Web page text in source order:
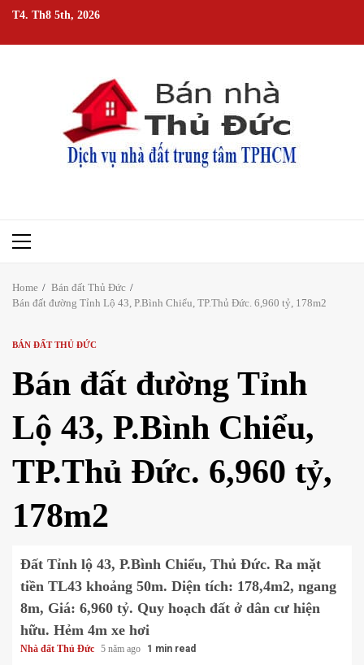
Skip
content
T4. Th8 5th, 2026
Primary
Home
Bán đất Thủ Đức
Bán đất đường Tỉnh Lộ 43, P.Bình Chiểu, TP.Thủ Đức. 6,960 tỷ, 178m2
BÁN ĐẤT THỦ ĐỨC
Bán đất đường Tỉnh
Lộ 43, P.Bình Chiểu,
TP.Thủ Đức. 6,960 tỷ,
178m2
Đất Tỉnh lộ 43, P.Bình Chiểu, Thủ Đức. Ra mặt
tiền TL43 khoảng 50m. Diện tích: 178,4m2, ngang
8m, Giá: 6,960 tỷ. Quy hoạch đất ở dân cư hiện
hữu. Hẻm 4m xe hơi
Nhà đất Thủ Đức 5 năm ago 1 min read